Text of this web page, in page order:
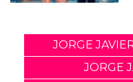
JORGE
JORGE